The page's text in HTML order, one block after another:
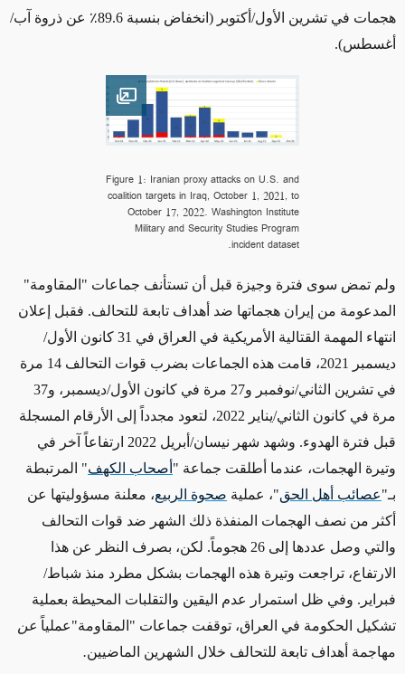
هجمات في تشرين الأول/أكتوبر
(انخفاض بنسبة 89.6٪ عن ذروة آب/
أغسطس).
Open image
Figure 1: Iranian proxy attacks on U.S. and
coalition targets in Iraq, October 1, 2021, to
October 17, 2022. Washington Institute
Military and Security Studies Program
incident dataset.
ولم تمض سوى فترة وجيزة قبل أن تستأنف جماعات "المقاومة"
المدعومة من إيران هجماتها ضد أهداف تابعة للتحالف. فقبل إعلان
انتهاء المهمة القتالية الأمريكية في العراق في 31 كانون الأول/
ديسمبر 2021، قامت هذه الجماعات بضرب قوات التحالف 14 مرة
في تشرين الثاني/نوفمبر و27 مرة في كانون الأول/ديسمبر، و37
مرة في كانون الثاني/يناير 2022، لتعود مجدداً إلى الأرقام المسجلة
قبل فترة الهدوء. وشهد شهر نيسان/أبريل 2022 ارتفاعاً آخر في
وتيرة الهجمات، عندما أطلقت جماعة " أصحاب الكهف" المرتبطة
بـ"عصائب أهل الحق"، عملية صحوة الربيع، معلنة مسؤوليتها عن
أكثر من نصف الهجمات المنفذة ذلك الشهر ضد قوات التحالف
والتي وصل عددها إلى 26 هجوماً. لكن،
بصرف النظر عن هذا
الارتفاع، تراجعت وتيرة هذه الهجمات بشكل مطرد منذ شباط/
فبراير. وفي ظل استمرار
عدم اليقين والتقلبات المحيطة بعملية
تشكيل الحكومة في العراق، توقفت جماعات "المقاومة"عملياً عن
مهاجمة أهداف تابعة للتحالف خلال الشهرين الماضيين.